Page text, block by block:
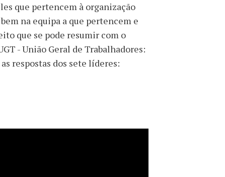
que pertencem à organização
na equipa a que pertencem e
que se pode resumir com o
- União Geral de Trabalhadores:
respostas dos sete líderes: